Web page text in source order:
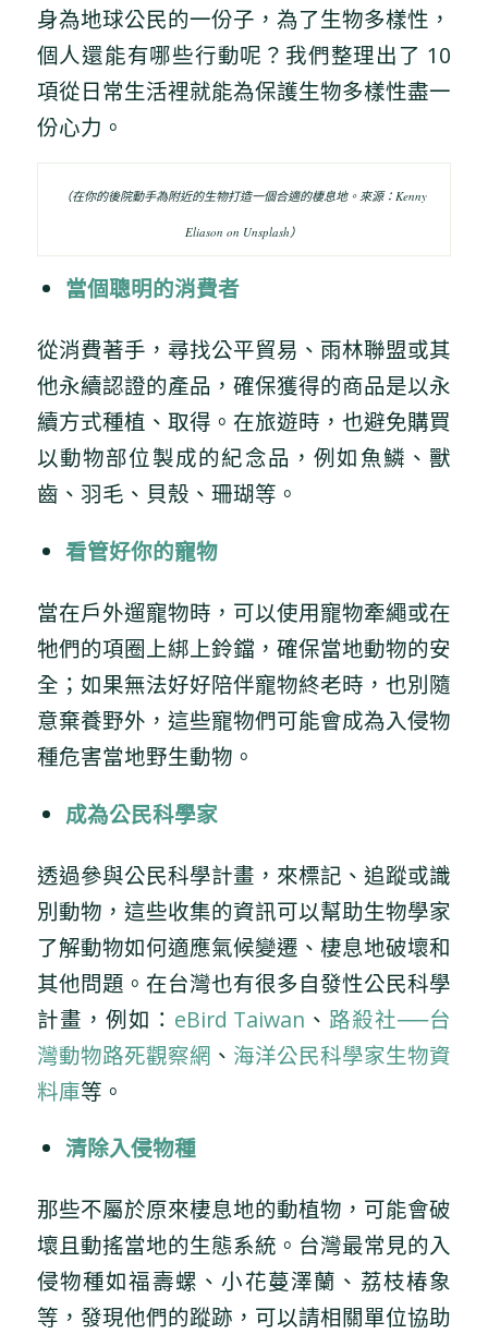
身為地球公民的一份子，為了生物多樣性，
個人還能有哪些行動呢？我們整理出了 10
項從日常生活裡就能為保護生物多樣性盡一
份心力。
（在你的後院動手為附近的生物打造一個合適的棲息地。來源：Kenny
Eliason on Unsplash）
當個聰明的消費者
從消費著手，尋找公平貿易、雨林聯盟或其
他永續認證的產品，確保獲得的商品是以永
續方式種植、取得。在旅遊時，也避免購買
以動物部位製成的紀念品，例如魚鱗、獸
齒、羽毛、貝殼、珊瑚等。
看管好你的寵物
當在戶外遛寵物時，可以使用寵物牽繩或在
牠們的項圈上綁上鈴鐺，確保當地動物的安
全；如果無法好好陪伴寵物終老時，也別隨
意棄養野外，這些寵物們可能會成為入侵物
種危害當地野生動物。
成為公民科學家
透過參與公民科學計畫，來標記、追蹤或識
別動物，這些收集的資訊可以幫助生物學家
了解動物如何適應氣候變遷、棲息地破壞和
其他問題。在台灣也有很多自發性公民科學
計畫，例如： eBird Taiwan 、路殺社──台
灣動物路死觀察網 、 海洋公⺠科學家生物資
料庫等。
清除入侵物種
那些不屬於原來棲息地的動植物，可能會破
壞且動搖當地的生態系統。台灣最常見的入
侵物種如福壽螺、小花蔓澤蘭、荔枝椿象
等，發現他們的蹤跡，可以請相關單位協助